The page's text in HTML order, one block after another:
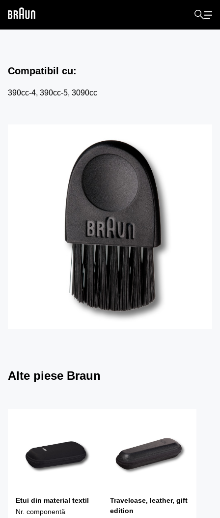
Compatibil cu:
390cc-4, 390cc-5, 3090cc
Alte piese Braun
Etui din material textil
Nr. componentă
Travelcase, leather, gift
edition